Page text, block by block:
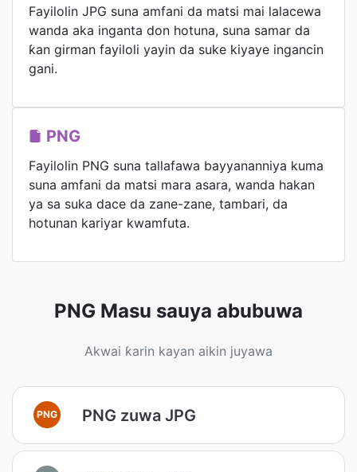
Fayilolin JPG suna amfani da matsi mai lalacewa
wanda aka inganta don hotuna, suna samar da
ƙan girman fayiloli yayin da suke kiyaye ingancin
gani.
PNG
Fayilolin PNG suna tallafawa bayyananniya kuma
suna amfani da matsi mara asara, wanda hakan
ya sa suka dace da zane-zane, tambari, da
hotunan kariyar kwamfuta.
PNG Masu sauya abubuwa
Akwai ƙarin kayan aikin juyawa
PNG PNG zuwa JPG